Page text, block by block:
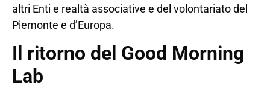
altri Enti e realtà associative e del volontariato del
Piemonte e d’Europa.
Il ritorno del Good Morning
Lab